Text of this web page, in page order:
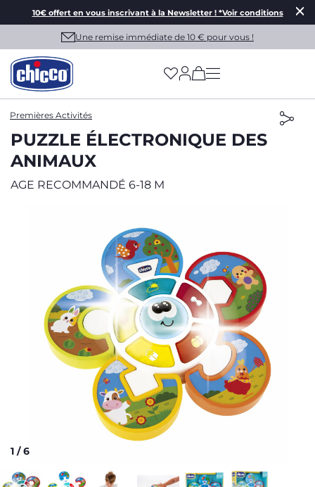
10€ offert en vous inscrivant à la Newsletter ! *Voir conditions
Une remise immédiate de 10 € pour vous !
(has more options
Premières Activités
PUZZLE ÉLECTRONIQUE DES
ANIMAUX
AGE RECOMMANDÉ 6-18 M
1 /6